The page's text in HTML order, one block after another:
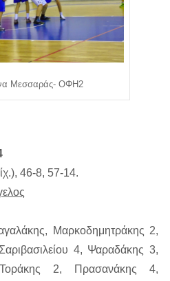
Μεσσαράς- ΟΦΗ2
46-8, 57-14.
Μαρκοδημητράκης 2,
4, Ψαραδάκης 3,
2, Πρασανάκης 4,